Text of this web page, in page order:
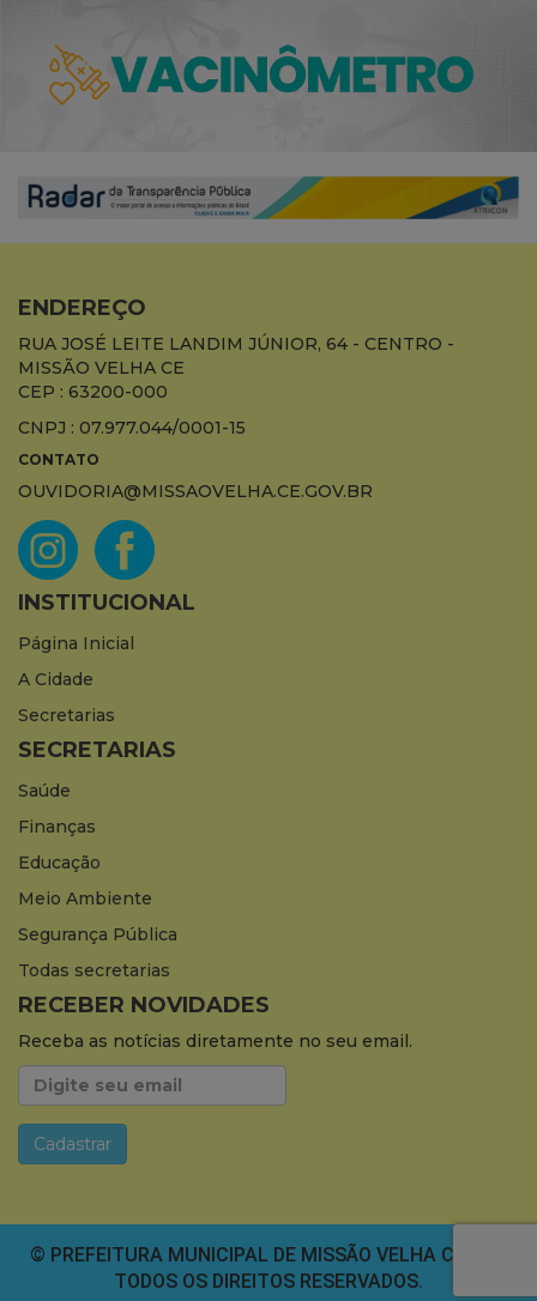
ENDEREÇO
RUA JOSÉ LEITE LANDIM JÚNIOR, 64 - CENTRO -
MISSÃO VELHA CE
CEP : 63200-000
CNPJ : 07.977.044/0001-15
CONTATO
OUVIDORIA@MISSAOVELHA.CE.GOV.BR
INSTITUCIONAL
Página Inicial
A Cidade
Secretarias
SECRETARIAS
Saúde
Finanças
Educação
Meio Ambiente
Segurança Pública
Todas secretarias
RECEBER NOVIDADES
Receba as notícias diretamente no seu email.
© PREFEITURA MUNICIPAL DE MISSÃO VELHA CEARÁ.
TODOS OS DIREITOS RESERVADOS.